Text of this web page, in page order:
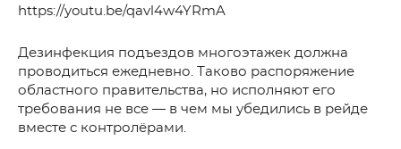
https://youtu.be/qavl4w4YRmA
Дезинфекция подъездов многоэтажек должна
проводиться ежедневно. Таково распоряжение
областного правительства, но исполняют его
требования не все — в чем мы убедились в рейде
вместе с контролёрами.